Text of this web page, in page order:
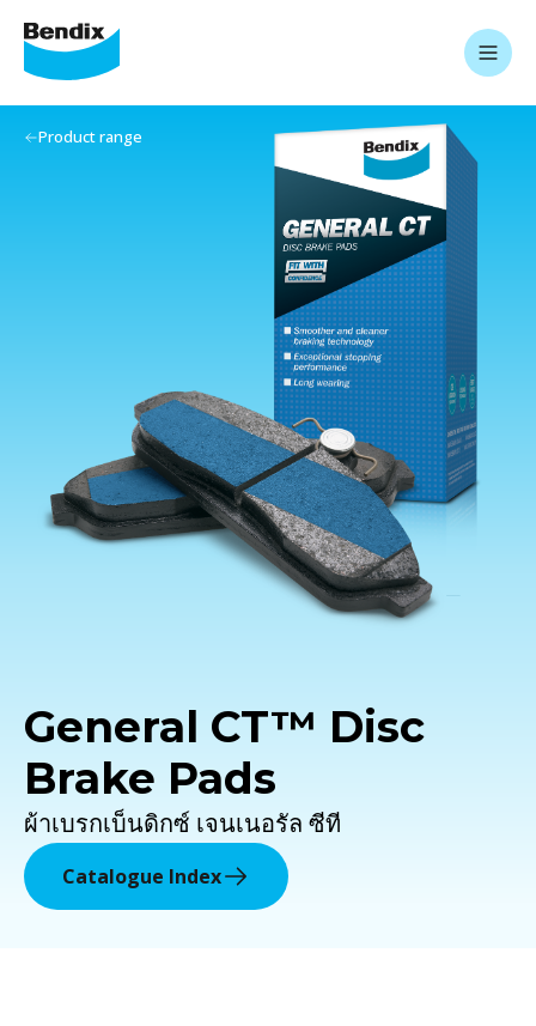
General CT™ Disc
Brake Pads
ผ้าเบรกเบ็นดิกซ์ เจนเนอรัล ซีที
Catalogue Index
Product range